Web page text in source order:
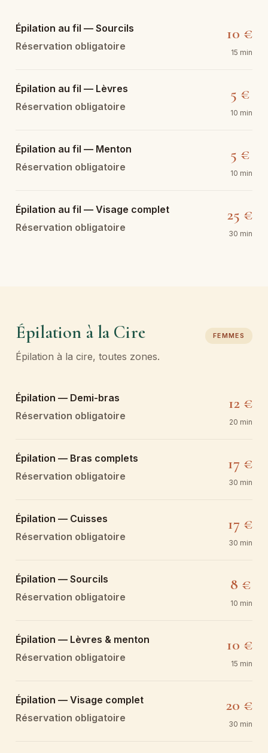
Épilation au fil — Sourcils
Réservation obligatoire
10 €
15 min
Épilation au fil — Lèvres
Réservation obligatoire
5 €
10 min
Épilation au fil — Menton
Réservation obligatoire
5 €
10 min
Épilation au fil — Visage complet
Réservation obligatoire
25 €
30 min
Épilation à la Cire FEMMES
Épilation à la cire, toutes zones.
Épilation — Demi-bras
Réservation obligatoire
12 €
20 min
Épilation — Bras complets
Réservation obligatoire
17 €
30 min
Épilation — Cuisses
Réservation obligatoire
17 €
30 min
Épilation — Sourcils
Réservation obligatoire
8 €
10 min
Épilation — Lèvres & menton
Réservation obligatoire
10 €
15 min
Épilation — Visage complet
Réservation obligatoire
20 €
30 min